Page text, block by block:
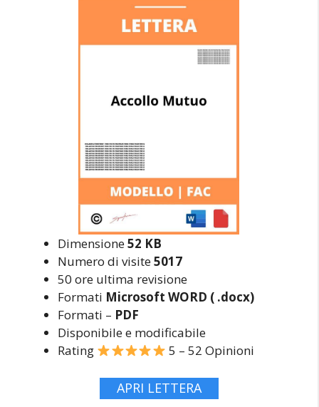
Dimensione52 KB
Numero di visite5017
50 ore ultima revisione
Formati Microsoft WORD ( .docx)
Formati – PDF
Disponibile e modificabile
Rating
5 – 52 Opinioni
APRI LETTERA